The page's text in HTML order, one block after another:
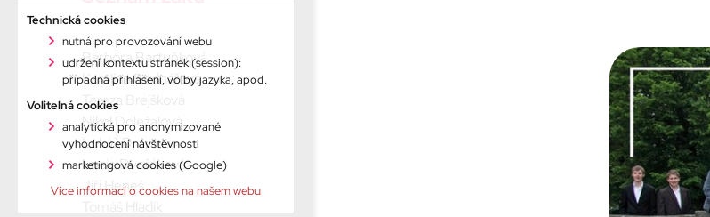
Barbora Bartuňková
Karolína Bednářová
Tereza Brejšková
Nikol Doležalová
Lukáš Drápela
Lucie Dvořáková
Jiří Heneš
Technická cookies
nutná pro provozování webu
udržení kontextu stránek (session):
případná přihlášení, volby jazyka, apod.
Volitelná cookies
analytická pro anonymizované
vyhodnocení návštěvnosti
marketingová cookies (Google)
Více informací o cookies na našem webu